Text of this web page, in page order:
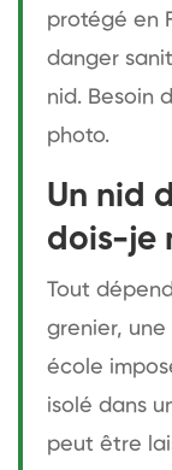
protégé en
danger
nid. Besoin
photo.
Un nid
dois-je
Tout
grenier, une
école
isolé dans
peut être